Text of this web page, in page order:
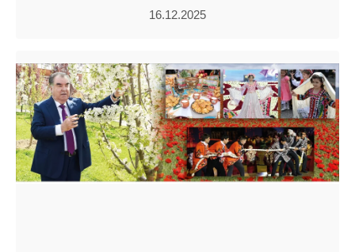
16.12.2025